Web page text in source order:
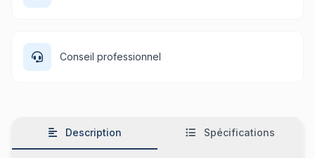
Conseil professionnel
Description Spécifications